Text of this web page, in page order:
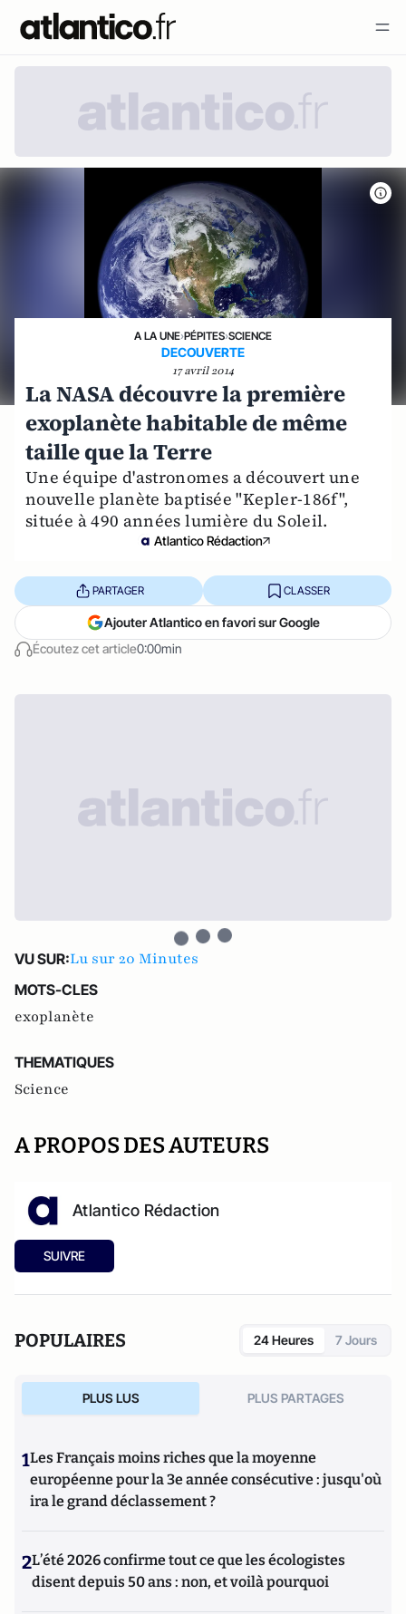
A LA UNE›PÉPITES›SCIENCE
DECOUVERTE
17 avril 2014
La NASA découvre la première
exoplanète habitable de même
taille que la Terre
Une équipe d'astronomes a découvert une
nouvelle planète baptisée "Kepler-186f",
située à 490 années lumière du Soleil.
Atlantico Rédaction
Écoutez cet article0:00min
PARTAGER CLASSER
Ajouter Atlantico en favori sur Google
VU SUR:Lu sur 20 Minutes
MOTS-CLES
exoplanète
THEMATIQUES
Science
A PROPOS DES AUTEURS
Atlantico Rédaction
SUIVRE
POPULAIRES 24 Heures 7 Jours
PLUS LUS PLUS PARTAGES
1Les Français moins riches que la moyenne
européenne pour la 3e année consécutive : jusqu'où
ira le grand déclassement ?
2L’été 2026 confirme tout ce que les écologistes
disent depuis 50 ans : non, et voilà pourquoi